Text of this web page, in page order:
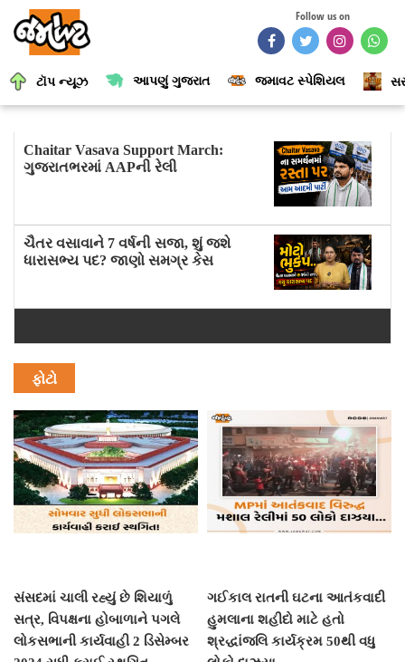
Follow us on
ટૉપ ન્યૂઝ આપણું ગુજરાત જમાવટ સ્પેશિયલ
Chaitar Vasava Support March:
ગુજરાતભરમાં AAPની રેલી
ચૈતર વસાવાને 7 વર્ષની સજા, શું જશે
ધારાસભ્ય પદ? જાણો સમગ્ર કેસ
ફોટો
સંસદમાં ચાલી રહ્યું છે શિયાળું
સત્ર, વિપક્ષના હોબાળાને પગલે
લોકસભાની કાર્યવાહી 2 ડિસેમ્બર
ગઈકાલ રાતની ઘટના આતંકવાદી
હુમલાના શહીદો માટે હતો
શ્રદ્ધાંજલિ કાર્યક્રમ 50થી વધુ